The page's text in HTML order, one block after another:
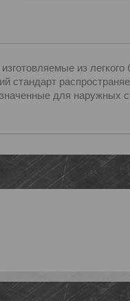
из легкого
стандарт
для наружных